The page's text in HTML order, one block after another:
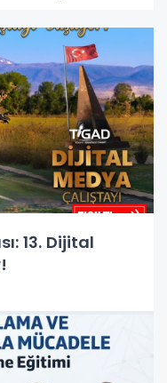
13. Dijital